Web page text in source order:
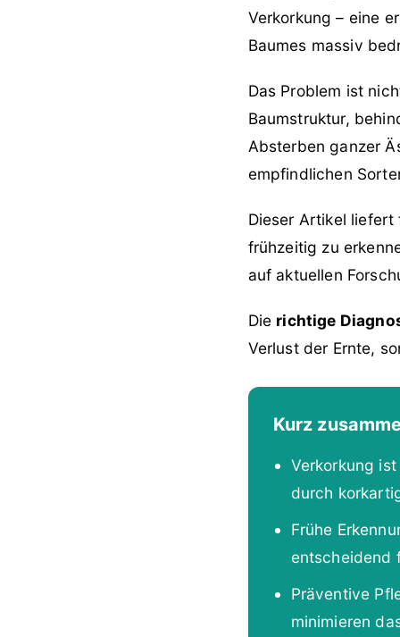
Verkorkung – eine
Baumes massiv
Das Problem ist
Baumstruktur,
Absterben ganzer
empfindlichen
Dieser Artikel
frühzeitig zu
auf aktuellen
Die richtige
Verlust der Ernte,
Kurz
Verkorkung
durch
Frühe
entscheidend
Präventive
minimieren